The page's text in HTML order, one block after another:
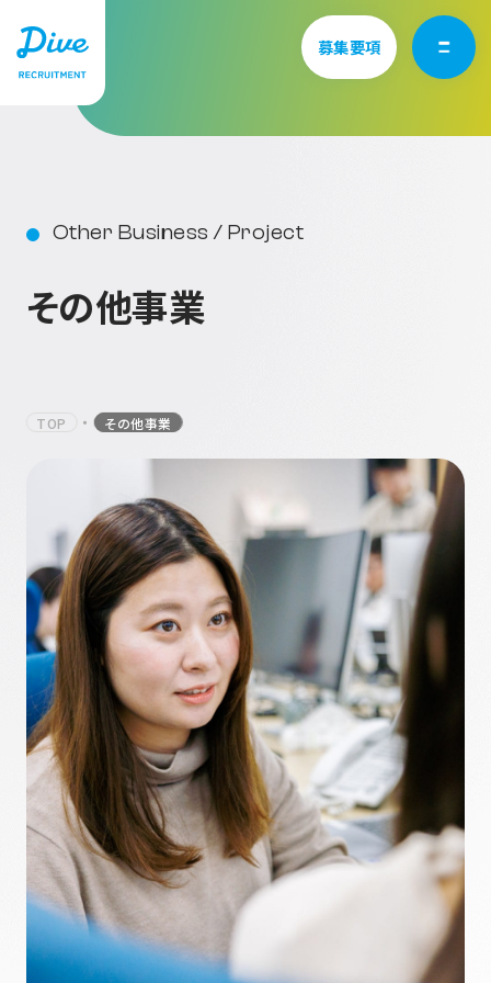
募集要項
Vision/Mission 想いを知る
Culture カルチャーを知る
仕事を知る
観光HR事業
地方創生事業
その他事業
ダイブホールディングス
System 制度を知る
Joblist ダイブグループ募集要項
Entry
Corporate Site
プライバシーポリシー 反社会的勢力排除宣言
Other Business/ Project
その他事業
TOP その他事業